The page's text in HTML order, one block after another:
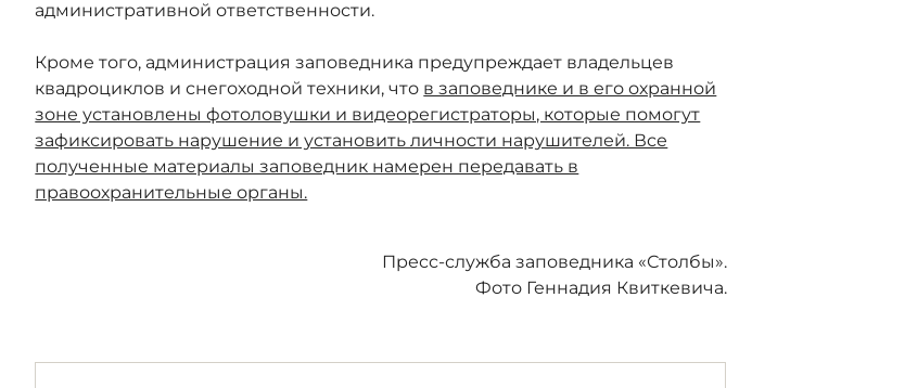
административной ответственности.
Кроме того, администрация заповедника предупреждает владельцев
квадроциклов и снегоходной техники, что в заповеднике и в его охранной
зоне установлены фотоловушки и видеорегистраторы, которые помогут
зафиксировать нарушение и установить личности нарушителей. Все
полученные материалы заповедник намерен передавать в
правоохранительные органы.
Пресс-служба заповедника «Столбы».
Фото Геннадия Квиткевича.